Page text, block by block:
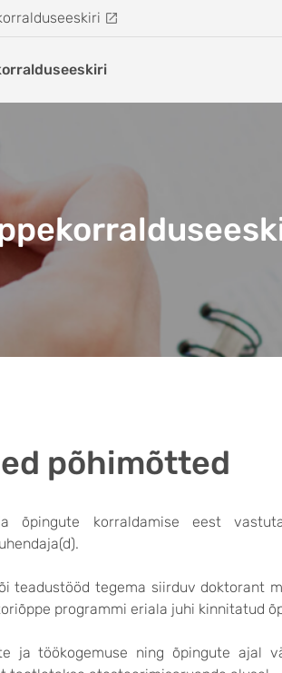
põhimõtted
õpingute korraldamise eest
teadustööd tegema siirduv doktorant
programmi eriala juhi kinnitatud
ja töökogemuse ning õpingute ajal